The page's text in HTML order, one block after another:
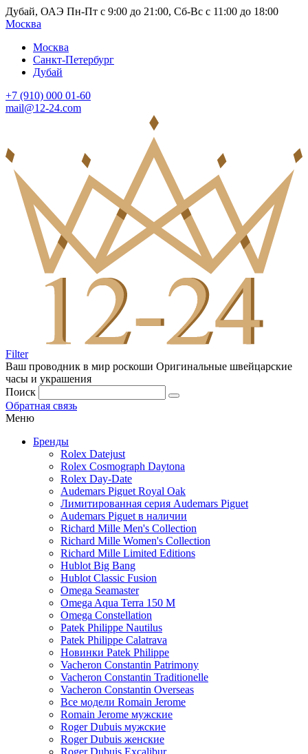
Дубай, ОАЭ Пн-Пт с 9:00 до 21:00, Сб-Вс с 11:00 до 18:00
Москва
Москва
Санкт-Петербург
Дубай
+7 (910) 000 01-60
mail@12-24.com
Filter
Ваш проводник в мир роскоши Оригинальные швейцарские
часы и украшения
Поиск
Обратная связь
Меню
Бренды
Rolex Datejust
Rolex Cosmograph Daytona
Rolex Day-Date
Audemars Piguet Royal Oak
Лимитированная серия Audemars Piguet
Audemars Piguet в наличии
Richard Mille Men's Collection
Richard Mille Women's Collection
Richard Mille Limited Editions
Hublot Big Bang
Hublot Classic Fusion
Omega Seamaster
Omega Aqua Terra 150 M
Omega Constellation
Patek Philippe Nautilus
Patek Philippe Calatrava
Новинки Patek Philippe
Vacheron Constantin Patrimony
Vacheron Constantin Traditionelle
Vacheron Constantin Overseas
Все модели Romain Jerome
Romain Jerome мужские
Roger Dubuis мужские
Roger Dubuis женские